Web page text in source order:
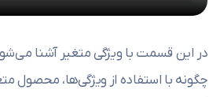
در این قسمت با ویژگی متغیر آشنا
چگونه با استفاده از ویژگی‌ها، محصول